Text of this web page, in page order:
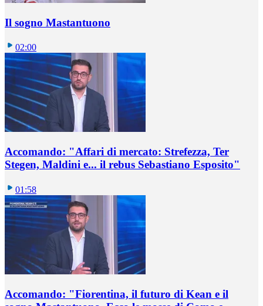
Il sogno Mastantuono
02:00
Accomando: "Affari di mercato: Strefezza, Ter
Stegen, Maldini e... il rebus Sebastiano Esposito"
01:58
Accomando: "Fiorentina, il futuro di Kean e il